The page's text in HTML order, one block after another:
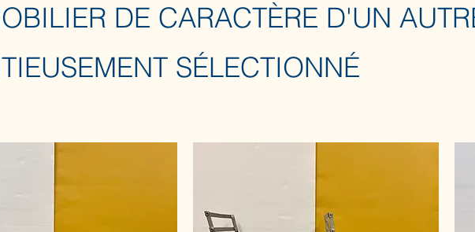
DE CARACTÈRE D'UN
SÉLECTIONNÉ